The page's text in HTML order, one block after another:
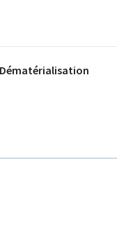
Dématérialisation